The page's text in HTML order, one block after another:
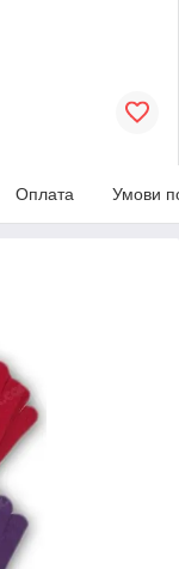
Оплата Умови